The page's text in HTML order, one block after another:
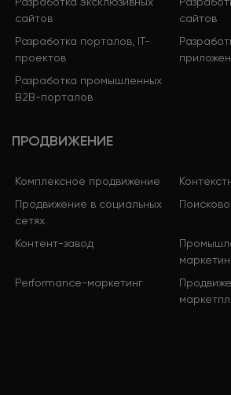
сайтов
сайтов
Разработка порталов, IT-
проектов
Разработка промышленных
B2B-порталов
ПРОДВИЖЕНИЕ
Комплексное продвижение
Продвижение в социальных
сетях
Контент-завод
Performance-маркетинг